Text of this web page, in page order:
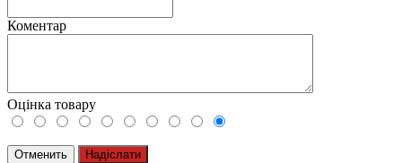
Коментар
Оцінка товару
Отменить Надіслати